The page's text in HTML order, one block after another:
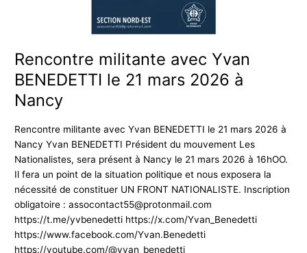
Rencontre militante avec Yvan
BENEDETTI le 21 mars 2026 à
Nancy
Rencontre militante avec Yvan BENEDETTI le 21 mars 2026 à
Nancy Yvan BENEDETTI Président du mouvement Les
Nationalistes, sera présent à Nancy le 21 mars 2026 à 16hOO.
Il fera un point de la situation politique et nous exposera la
nécessité de constituer UN FRONT NATIONALISTE. Inscription
obligatoire :assocontact55@protonmail.com
https://t.me/yvbenedetti https://x.com/Yvan_Benedetti
https://www.facebook.com/Yvan.Benedetti
https://youtube.com/@yvan_benedetti